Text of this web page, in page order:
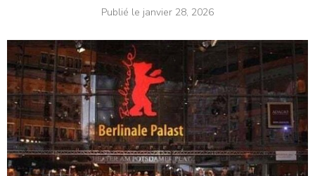
Publié le janvier 28, 2026